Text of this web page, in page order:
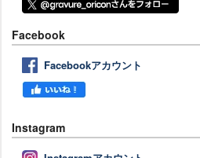
Facebook
Facebookアカウント
Instagram